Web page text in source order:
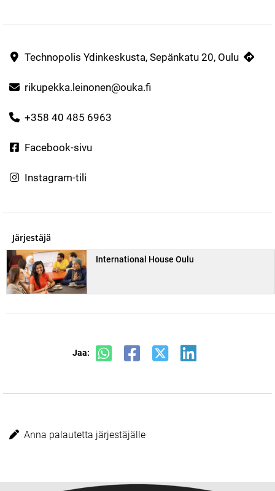
Technopolis Ydinkeskusta, Sepänkatu 20, Oulu
rikupekka.leinonen@ouka.fi
+358 40 485 6963
Facebook-sivu
Instagram-tili
Järjestäjä
International House Oulu
Jaa:
Anna palautetta järjestäjälle